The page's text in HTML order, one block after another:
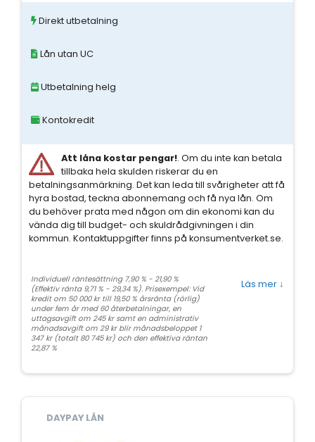
Direkt utbetalning
Lån utan UC
Utbetalning helg
Kontokredit
Att låna kostar pengar!. Om du inte kan betala
tillbaka hela skulden riskerar du en
betalningsanmärkning. Det kan leda till svårigheter att få
hyra bostad, teckna abonnemang och få nya lån. Om
du behöver prata med någon om din ekonomi kan du
vända dig till budget- och skuldrådgivningen i din
kommun. Kontaktuppgifter finns på konsumentverket.se.
Individuell räntesättning 7,90 % - 21,90 %
(Effektiv ränta 9,71 % - 29,34 %). Prisexempel: Vid
kredit om 50 000 kr till 19,50 % årsränta (rörlig)
under fem år med 60 återbetalningar, en
uttagsavgift om 245 kr samt en administrativ
månadsavgift om 29 kr blir månadsbeloppet 1
347 kr (totalt 80 745 kr) och den effektiva räntan
22,87 %
Läs mer ↓
DAYPAY LÅN